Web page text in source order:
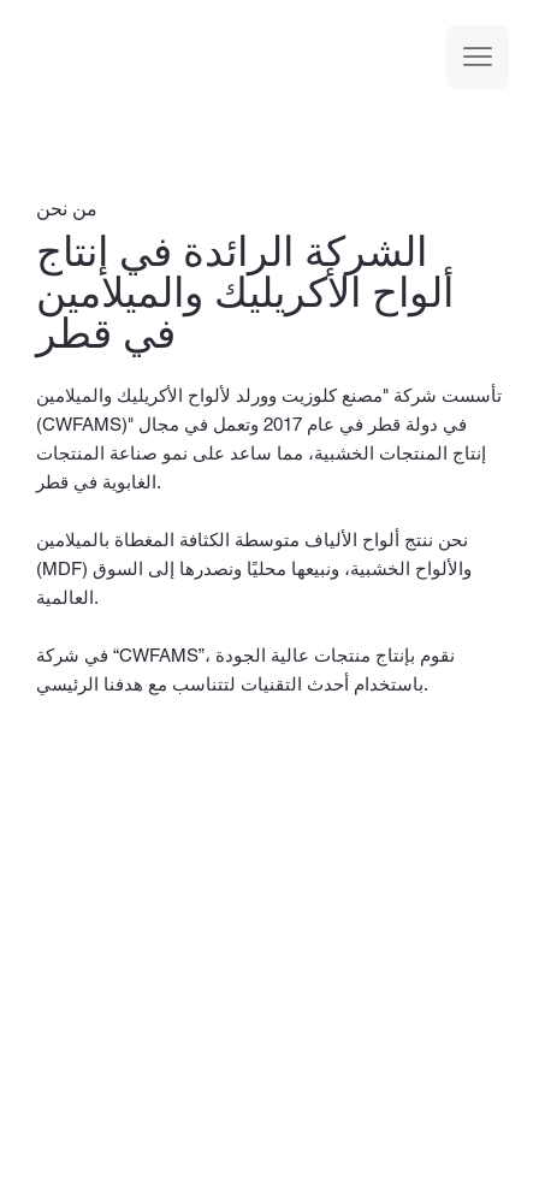
من نحن
الشركة الرائدة في إنتاج
ألواح الأكريليك والميلامين
في قطر
تأسست شركة "مصنع كلوزيت وورلد لألواح الأكريليك والميلامين
(CWFAMS)" في دولة قطر في عام 2017 وتعمل في مجال
إنتاج المنتجات الخشبية، مما ساعد على نمو صناعة المنتجات
الغابوية في قطر.
نحن ننتج ألواح الألياف متوسطة الكثافة المغطاة بالميلامين
(MDF) والألواح الخشبية، ونبيعها محليًا ونصدرها إلى السوق
العالمية.
في شركة “CWFAMS”، نقوم بإنتاج منتجات عالية الجودة
باستخدام أحدث التقنيات لتتناسب مع هدفنا الرئيسي.